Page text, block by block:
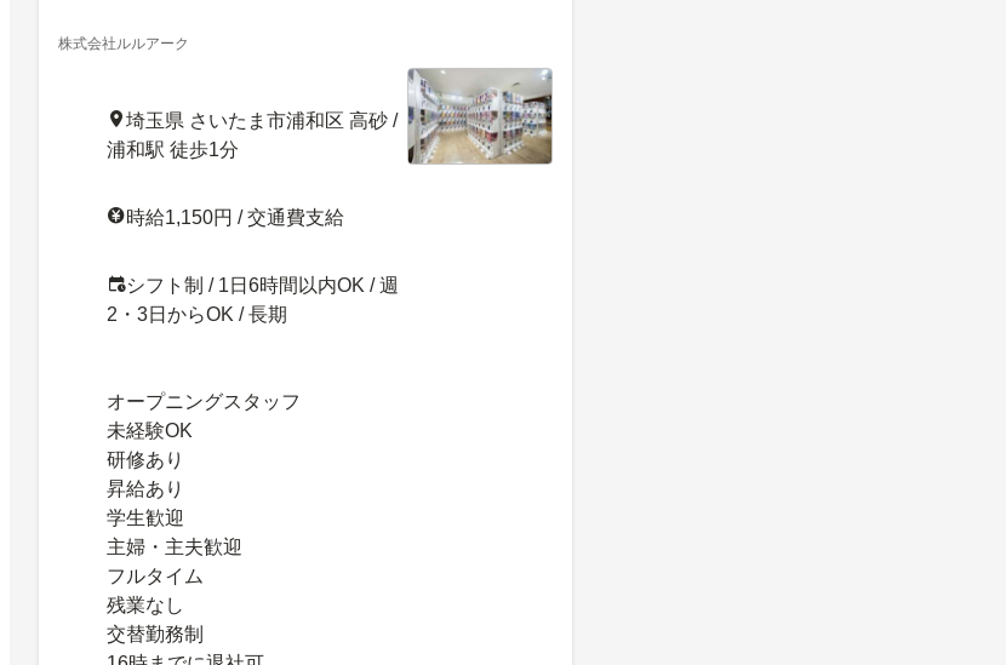
株式会社ルルアーク
埼玉県 さいたま市浦和区 高砂 /
浦和駅 徒歩1分
時給1,150円 / 交通費支給
シフト制 / 1日6時間以内OK / 週
2・3日からOK / 長期
オープニングスタッフ
未経験OK
研修あり
昇給あり
学生歓迎
主婦・主夫歓迎
フルタイム
残業なし
交替勤務制